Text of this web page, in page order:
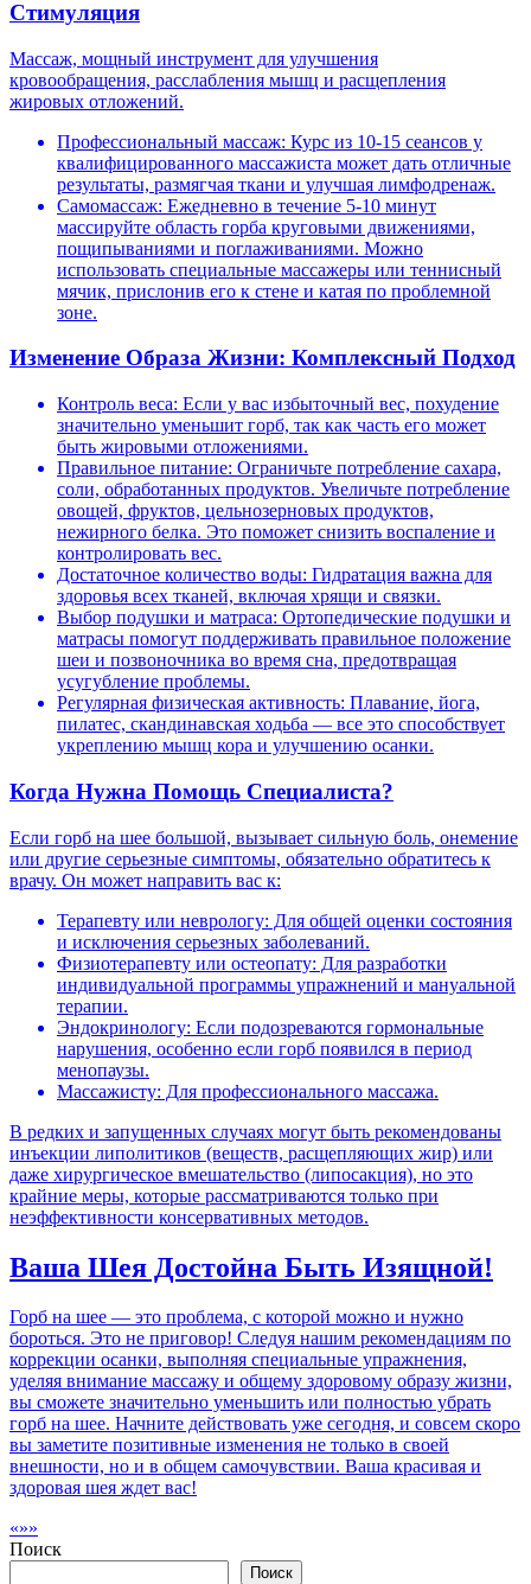
Стимуляция
Массаж, мощный инструмент для улучшения
кровообращения, расслабления мышц и расщепления
жировых отложений.
Профессиональный массаж: Курс из 10-15 сеансов у
квалифицированного массажиста может дать отличные
результаты, размягчая ткани и улучшая лимфодренаж.
Самомассаж: Ежедневно в течение 5-10 минут
массируйте область горба круговыми движениями,
пощипываниями и поглаживаниями. Можно
использовать специальные массажеры или теннисный
мячик, прислонив его к стене и катая по проблемной
зоне.
Изменение Образа Жизни: Комплексный Подход
Контроль веса: Если у вас избыточный вес, похудение
значительно уменьшит горб, так как часть его может
быть жировыми отложениями.
Правильное питание: Ограничьте потребление сахара,
соли, обработанных продуктов. Увеличьте потребление
овощей, фруктов, цельнозерновых продуктов,
нежирного белка. Это поможет снизить воспаление и
контролировать вес.
Достаточное количество воды: Гидратация важна для
здоровья всех тканей, включая хрящи и связки.
Выбор подушки и матраса: Ортопедические подушки и
матрасы помогут поддерживать правильное положение
шеи и позвоночника во время сна, предотвращая
усугубление проблемы.
Регулярная физическая активность: Плавание, йога,
пилатес, скандинавская ходьба — все это способствует
укреплению мышц кора и улучшению осанки.
Когда Нужна Помощь Специалиста?
Если горб на шее большой, вызывает сильную боль, онемение
или другие серьезные симптомы, обязательно обратитесь к
врачу. Он может направить вас к:
Терапевту или неврологу: Для общей оценки состояния
и исключения серьезных заболеваний.
Физиотерапевту или остеопату: Для разработки
индивидуальной программы упражнений и мануальной
терапии.
Эндокринологу: Если подозреваются гормональные
нарушения, особенно если горб появился в период
менопаузы.
Массажисту: Для профессионального массажа.
В редких и запущенных случаях могут быть рекомендованы
инъекции липолитиков (веществ, расщепляющих жир) или
даже хирургическое вмешательство (липосакция), но это
крайние меры, которые рассматриваются только при
неэффективности консервативных методов.
Ваша Шея Достойна Быть Изящной!
Горб на шее — это проблема, с которой можно и нужно
бороться. Это не приговор! Следуя нашим рекомендациям по
коррекции осанки, выполняя специальные упражнения,
уделяя внимание массажу и общему здоровому образу жизни,
вы сможете значительно уменьшить или полностью убрать
горб на шее. Начните действовать уже сегодня, и совсем скоро
вы заметите позитивные изменения не только в своей
внешности, но и в общем самочувствии. Ваша красивая и
здоровая шея ждет вас!
«»»
Поиск
Поиск